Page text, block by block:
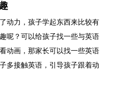
力，孩子学起东西来比较有
呢？可以给孩子找一些与英语
动画，那家长可以找一些英语
多接触英语，引导孩子跟着动